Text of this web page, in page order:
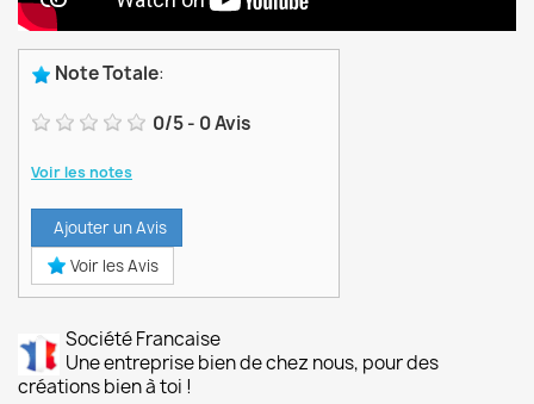
Note Totale:
0/5- 0Avis
Voir les notes
Ajouter un Avis
Voir les Avis
Société Francaise
Une entreprise bien de chez nous, pour des
créations bien à toi !